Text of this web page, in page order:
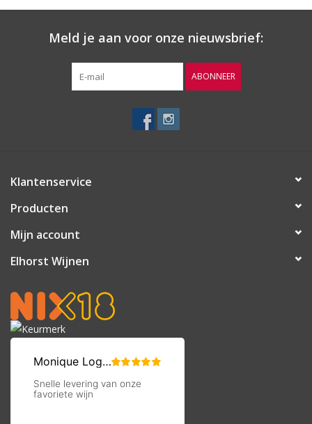
Meld je aan voor onze nieuwsbrief:
ABONNEER
Klantenservice
Producten
Mijn account
Elhorst Wijnen